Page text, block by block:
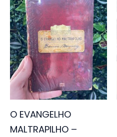
O EVANGELHO
MALTRAPILHO –